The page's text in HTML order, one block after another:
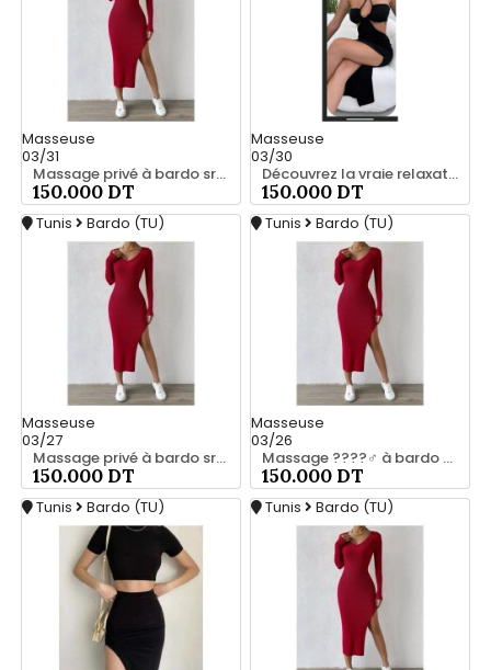
Masseuse
03/31
Massage privé à bardo srd 55066248
150.000 DT
Masseuse
03/30
Découvrez la vraie relaxation pour les hommes srd à bardo 20466285
150.000 DT
Tunis Bardo (TU)
Masseuse
03/27
Massage privé à bardo srd 20466285
150.000 DT
Tunis Bardo (TU)
Masseuse
03/26
Massage ????‍♂️ à bardo srd chez moi 55066248
150.000 DT
Tunis Bardo (TU) Tunis Bardo (TU)